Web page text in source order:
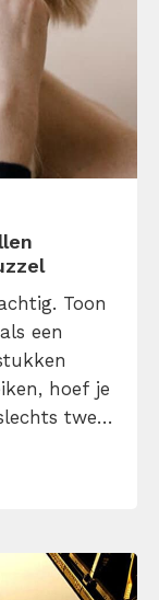
Toon
een
hoef je
twee